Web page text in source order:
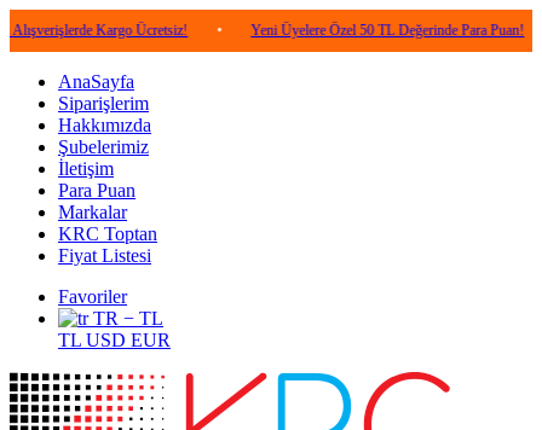
Kargo Ücretsiz! • Yeni Üyelere Özel 50 TL Değerinde Para Puan! •
AnaSayfa
Siparişlerim
Hakkımızda
Şubelerimiz
İletişim
Para Puan
Markalar
KRC Toptan
Fiyat Listesi
Favoriler
TR − TL
TL USD EUR